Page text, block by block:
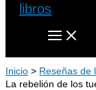
Inicio
Reseñas de
La rebelión de los